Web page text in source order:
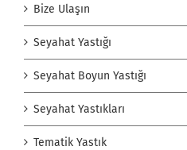
Bize Ulaşın
Seyahat Yastığı
Seyahat Boyun Yastığı
Seyahat Yastıkları
Tematik Yastık